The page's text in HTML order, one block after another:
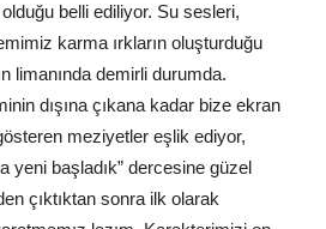
belli ediliyor. Su sesleri,
karma ırkların oluşturduğu
limanında demirli durumda.
dışına çıkana kadar bize ekran
meziyetler eşlik ediyor,
yeni başladık” dercesine güzel
çıktıktan sonra ilk olarak